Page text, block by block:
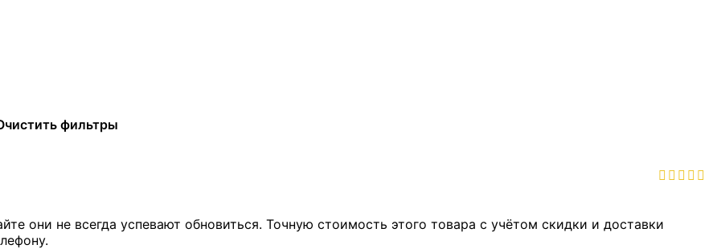
фильтры
они не всегда успевают обновиться. Точную стоимость этого товара с учётом скидки и доставки